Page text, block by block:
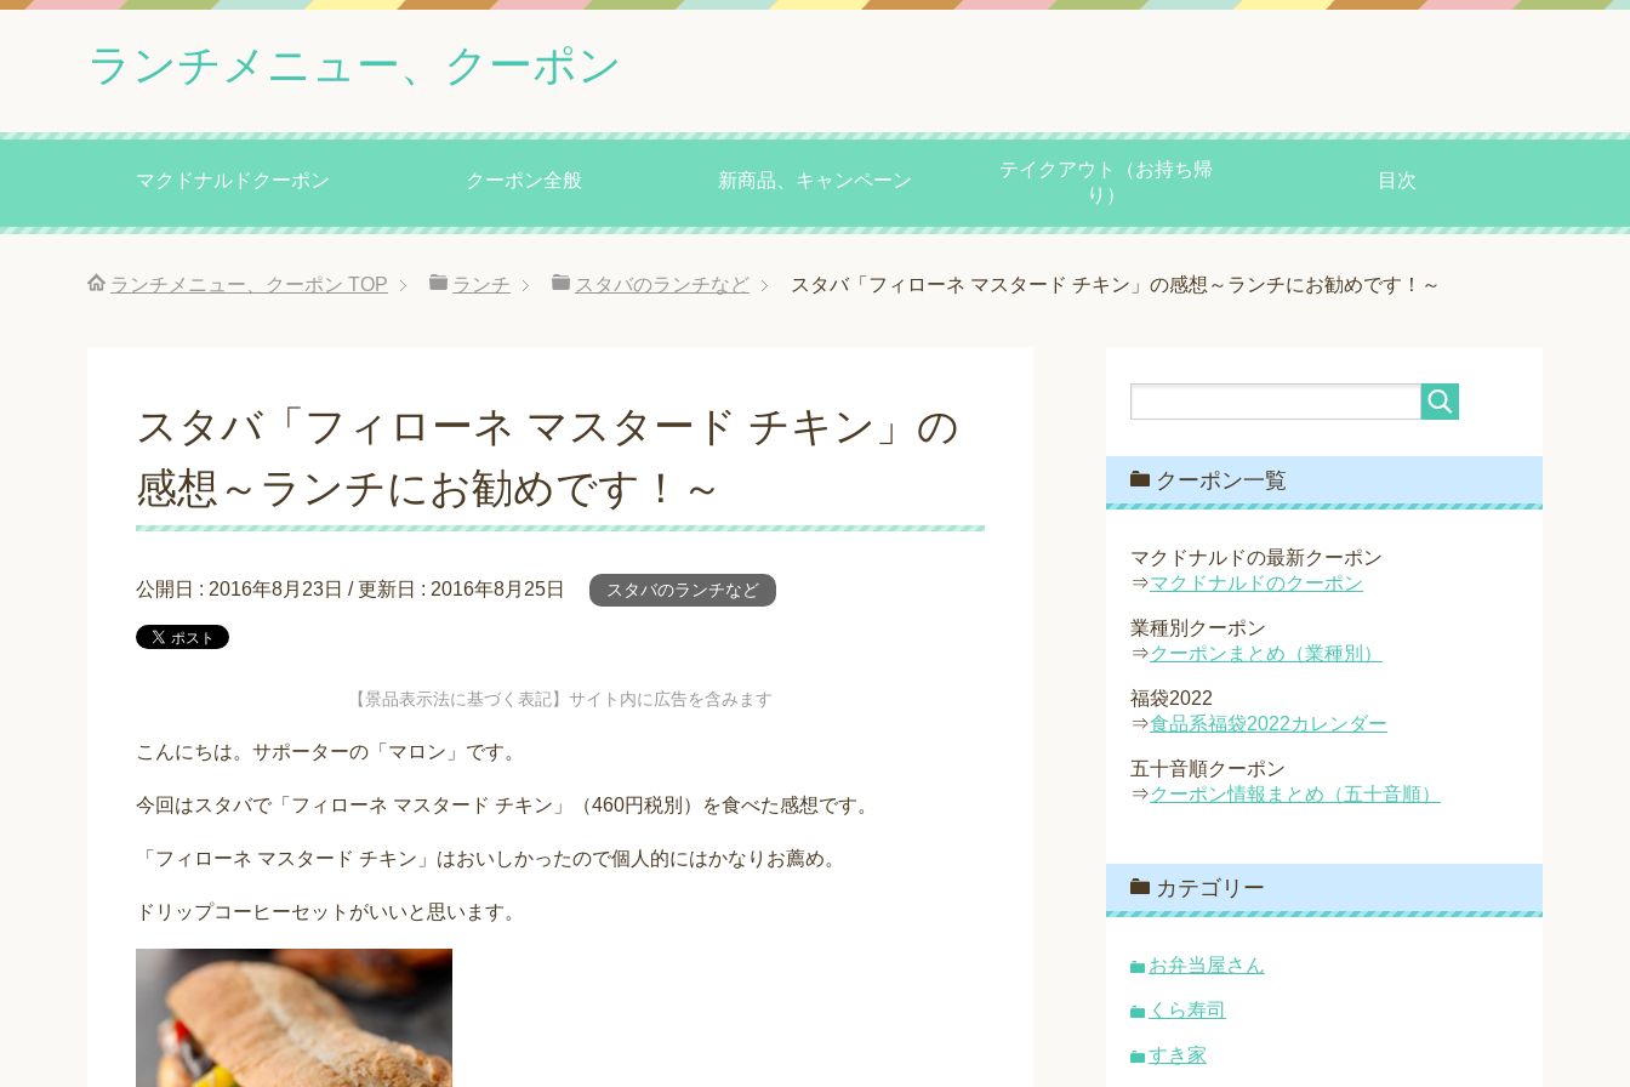
ランチメニュー、クーポン
マクドナルドクーポン クーポン全般 新商品、キャンペーン
テイクアウト（お持ち帰
り）
目次
ランチメニュー、クーポン TOP ランチ スタバのランチなど スタバ「フィローネ マスタード チキン」の感想～ランチにお勧めです！～
スタバ「フィローネ マスタード チキン」の
感想～ランチにお勧めです！～
公開日 : 2016年8月23日 / 更新日 : 2016年8月25日 スタバのランチなど
【景品表示法に基づく表記】サイト内に広告を含みます
こんにちは。サポーターの「マロン」です。
今回はスタバで「フィローネ マスタード チキン」（460円税別）を食べた感想です。
「フィローネ マスタード チキン」はおいしかったので個人的にはかなりお薦め。
ドリップコーヒーセットがいいと思います。
クーポン一覧
マクドナルドの最新クーポン
⇒マクドナルドのクーポン
業種別クーポン
⇒クーポンまとめ（業種別）
福袋2022
⇒食品系福袋2022カレンダー
五十音順クーポン
⇒クーポン情報まとめ（五十音順）
カテゴリー
お弁当屋さん
くら寿司
すき家